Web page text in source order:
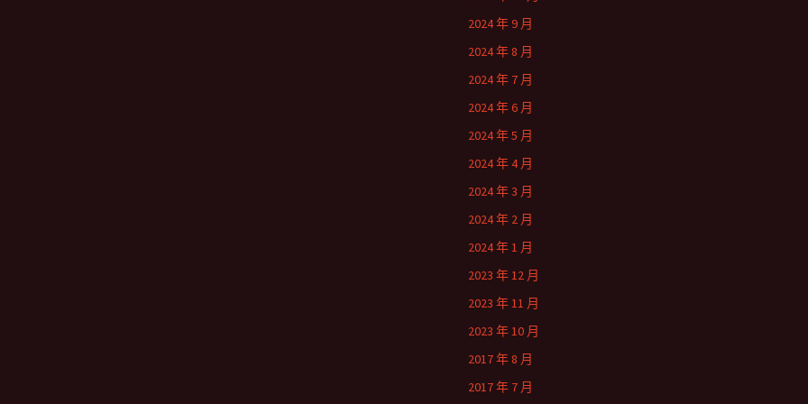
2024 年 9 月
2024 年 8 月
2024 年 7 月
2024 年 6 月
2024 年 5 月
2024 年 4 月
2024 年 3 月
2024 年 2 月
2024 年 1 月
2023 年 12 月
2023 年 11 月
2023 年 10 月
2017 年 8 月
2017 年 7 月